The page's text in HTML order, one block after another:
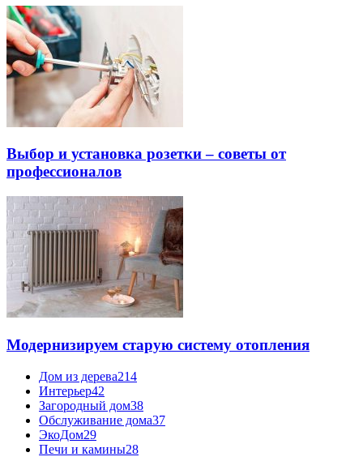
Выбор и установка розетки – советы от
профессионалов
Модернизируем старую систему отопления
Дом из дерева214
Интерьер42
Загородный дом38
Обслуживание дома37
ЭкоДом29
Печи и камины28